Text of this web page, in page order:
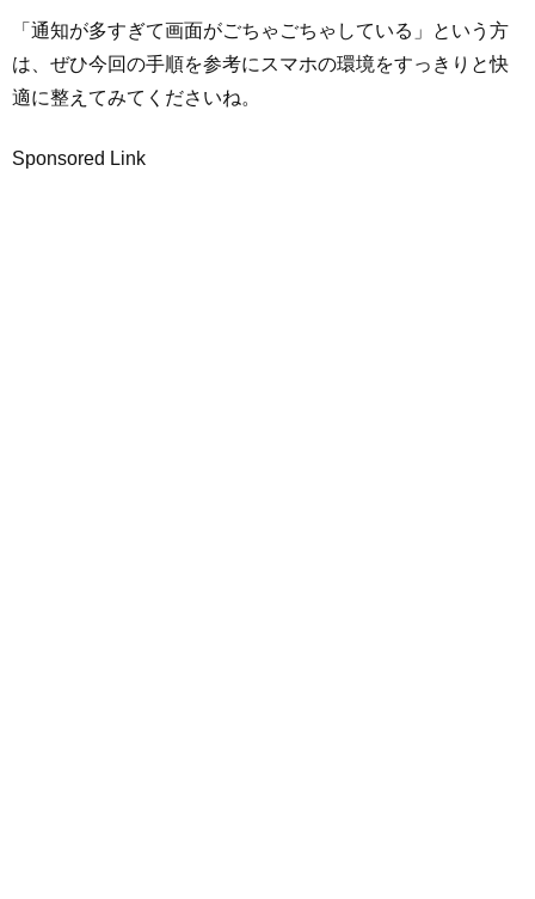
「通知が多すぎて画面がごちゃごちゃしている」という方
は、ぜひ今回の手順を参考にスマホの環境をすっきりと快
適に整えてみてくださいね。
Sponsored Link